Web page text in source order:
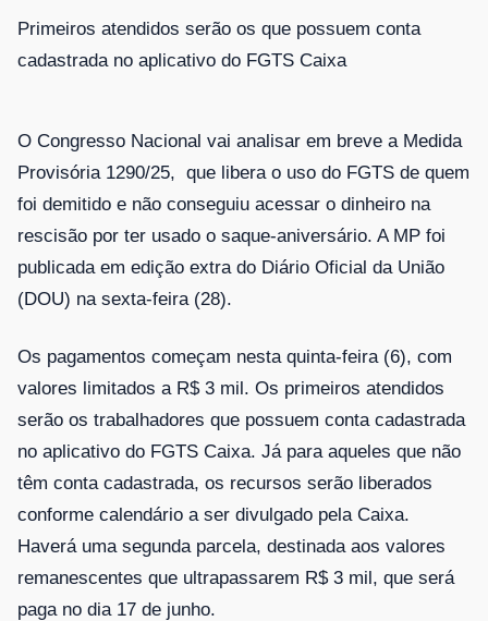
Primeiros atendidos serão os que possuem conta
cadastrada no aplicativo do FGTS Caixa
O Congresso Nacional vai analisar em breve a Medida
Provisória 1290/25, que libera o uso do FGTS de quem
foi demitido e não conseguiu acessar o dinheiro na
rescisão por ter usado o saque-aniversário. A MP foi
publicada em edição extra do Diário Oficial da União
(DOU) na sexta-feira (28).
Os pagamentos começam nesta quinta-feira (6), com
valores limitados a R$ 3 mil. Os primeiros atendidos
serão os trabalhadores que possuem conta cadastrada
no aplicativo do FGTS Caixa. Já para aqueles que não
têm conta cadastrada, os recursos serão liberados
conforme calendário a ser divulgado pela Caixa.
Haverá uma segunda parcela, destinada aos valores
remanescentes que ultrapassarem R$ 3 mil, que será
paga no dia 17 de junho.